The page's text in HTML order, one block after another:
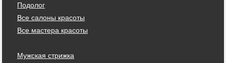
Подолог
Все салоны красоты
Все мастера красоты
Мужская стрижка